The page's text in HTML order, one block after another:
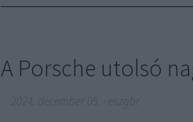
A Porsche utolsó